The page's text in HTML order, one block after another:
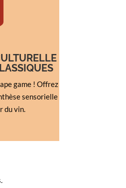
game ! Offrez
sensorielle
du vin.